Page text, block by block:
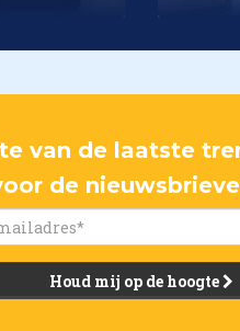
van de laatste
de
Houd mij op de hoogte